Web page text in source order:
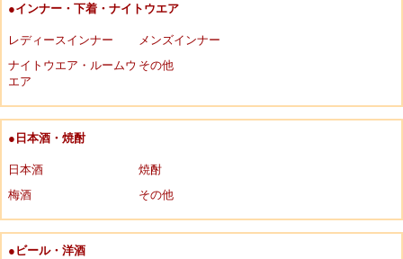
●インナー・下着・ナイトウエア
レディースインナー
メンズインナー
ナイトウエア・ルームウ
エア
その他
●日本酒・焼酎
日本酒
焼酎
梅酒
その他
●ビール・洋酒